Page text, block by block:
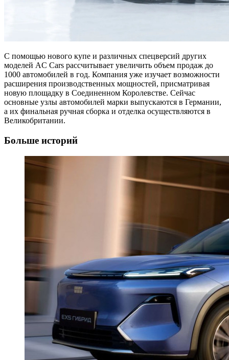
С помощью нового купе и различных спецверсий других
моделей AC Cars рассчитывает увеличить объем продаж до
1000 автомобилей в год. Компания уже изучает возможности
расширения производственных мощностей, присматривая
новую площадку в Соединенном Королевстве. Сейчас
основные узлы автомобилей марки выпускаются в Германии,
а их финальная ручная сборка и отделка осуществляются в
Великобритании.
Больше историй